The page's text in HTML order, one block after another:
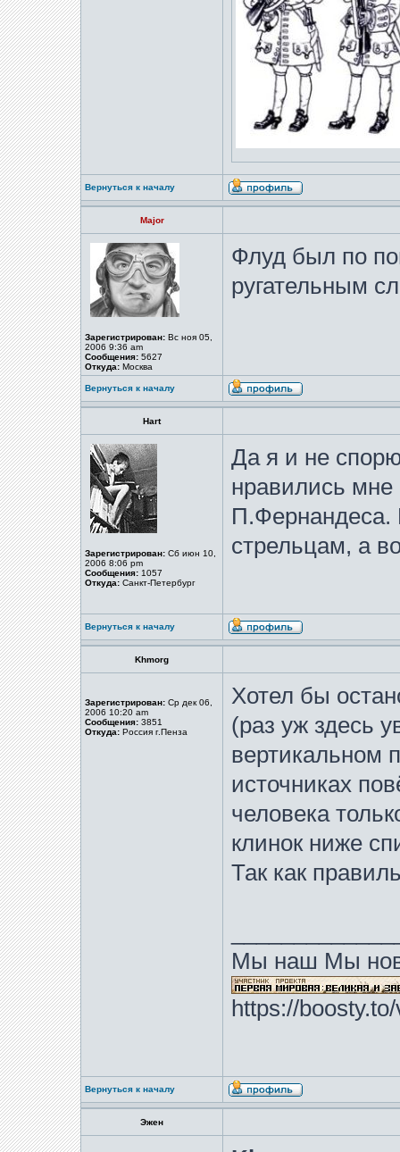
Вернуться к началу
Major
Зарегистрирован: Вс ноя 05,
2006 9:36 am
Сообщения: 5627
Откуда: Москва
Флуд был по
ругательным
Вернуться к началу
Hart
Зарегистрирован: Сб июн 10,
2006 8:06 pm
Сообщения: 1057
Откуда: Санкт-Петербург
Да я и не
нравились мне
стрельцам, а
Вернуться к началу
Khmorg
Зарегистрирован: Ср дек 06,
2006 10:20 am
Сообщения: 3851
Откуда: Россия г.Пенза
Хотел бы
(раз уж здесь
вертикальном
источниках
человека
клинок ниже
Так как
Мы наш Мы
https://
Вернуться к началу
Эжен